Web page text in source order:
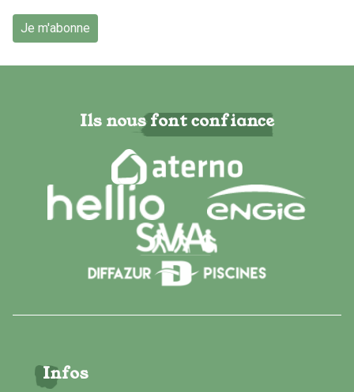
Je m'abonne
Ils nous font confiance
Infos